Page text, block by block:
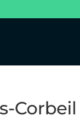
Corbeil